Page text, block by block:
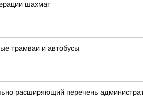
шахмат
трамваи и автобусы
расширяющий перечень